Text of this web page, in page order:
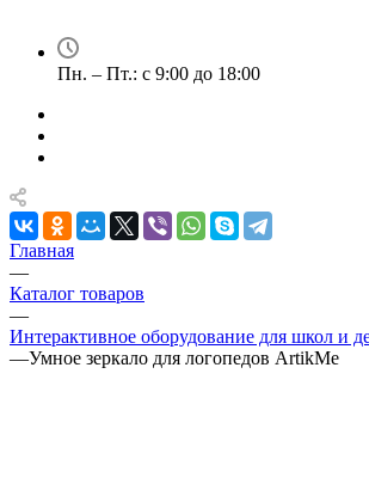
Пн. – Пт.: с 9:00 до 18:00
Главная
—
Каталог товаров
—
Интерактивное оборудование для школ и
—Умное зеркало для логопедов ArtikMe